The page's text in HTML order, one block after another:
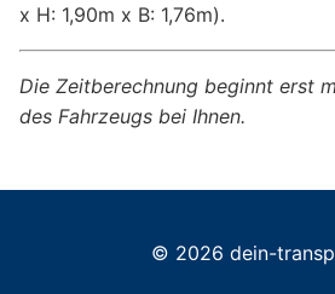
x H: 1,90m x B: 1,76m).
Die Zeitberechnung beginnt erst
des Fahrzeugs bei Ihnen.
© 2026 dein-